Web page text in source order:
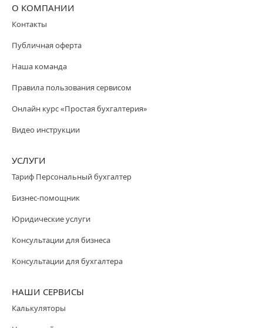
О КОМПАНИИ
Контакты
Публичная оферта
Наша команда
Правила пользования сервисом
Онлайн курс «Простая бухгалтерия»
Видео инструкции
УСЛУГИ
Тариф Персональный бухгалтер
Бизнес-помощник
Юридические услуги
Консультации для бизнеса
Консультации для бухгалтера
НАШИ СЕРВИСЫ
Калькуляторы